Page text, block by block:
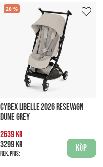
20
CYBEX LIBELLE 2026 RESEVAGN
DUNE GREY
2639 kr
3299 kr
Rek. pris:
Köp